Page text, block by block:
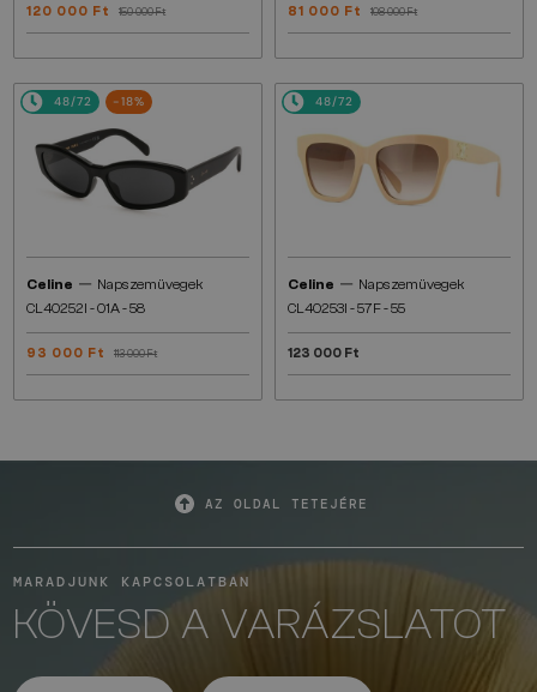
120 000 Ft 150 000 Ft 81 000 Ft 108 000 Ft
48/72 -18%
Celine — Napszemüvegek
CL40252I - 01A - 58
93 000 Ft 113 000 Ft
48/72
Celine — Napszemüvegek
CL40253I - 57F - 55
123 000 Ft
AZ OLDAL TETEJÉRE
MARADJUNK KAPCSOLATBAN
KÖVESD A VARÁZSLATOT